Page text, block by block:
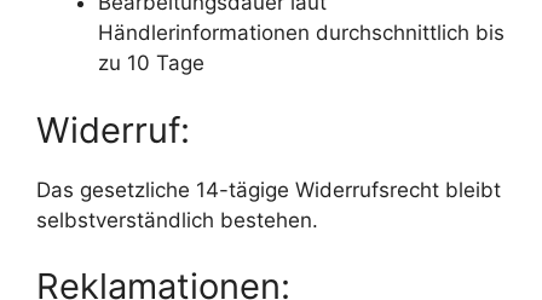
Händlerinformationen durchschnittlich bis
zu 10 Tage
Widerruf:
Das gesetzliche 14-tägige Widerrufsrecht bleibt
selbstverständlich bestehen.
Reklamationen: